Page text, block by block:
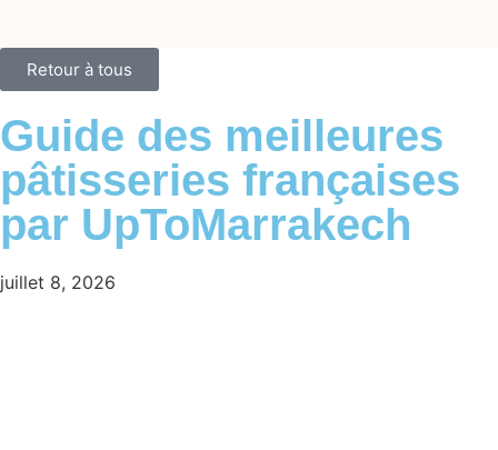
Retour à tous
Guide des meilleures
pâtisseries françaises
par UpToMarrakech
juillet 8, 2026